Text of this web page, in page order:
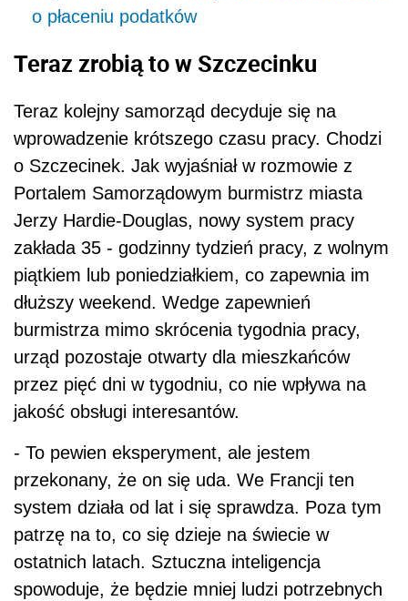
o płaceniu podatków
Teraz zrobią to w Szczecinku
Teraz kolejny samorząd decyduje się na
wprowadzenie krótszego czasu pracy. Chodzi
o Szczecinek. Jak wyjaśniał w rozmowie z
Portalem Samorządowym burmistrz miasta
Jerzy Hardie-Douglas, nowy system pracy
zakłada 35 - godzinny tydzień pracy, z wolnym
piątkiem lub poniedziałkiem, co zapewnia im
dłuższy weekend. Wedge zapewnień
burmistrza mimo skrócenia tygodnia pracy,
urząd pozostaje otwarty dla mieszkańców
przez pięć dni w tygodniu, co nie wpływa na
jakość obsługi interesantów.
- To pewien eksperyment, ale jestem
przekonany, że on się uda. We Francji ten
system działa od lat i się sprawdza. Poza tym
patrzę na to, co się dzieje na świecie w
ostatnich latach. Sztuczna inteligencja
spowoduje, że będzie mniej ludzi potrzebnych